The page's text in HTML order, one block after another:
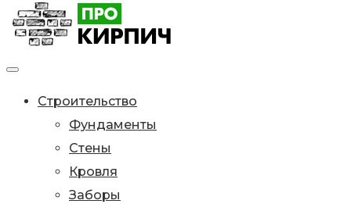
Строительство
Фундаменты
Стены
Кровля
Заборы